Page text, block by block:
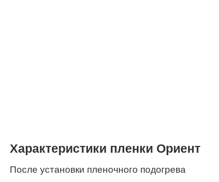
Характеристики пленки Ориент
После установки пленочного подогрева